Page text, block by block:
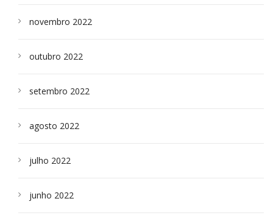
novembro 2022
outubro 2022
setembro 2022
agosto 2022
julho 2022
junho 2022